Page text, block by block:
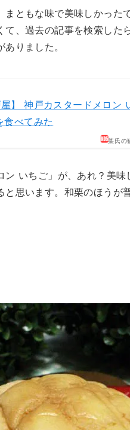
まともな味で美味しかった
て、過去の記事を検索した
りました。
某氏の
屋】 神戸カスタードメロン
食べてみた
ン いちご」が、あれ？美味
と思います。和栗のほうが